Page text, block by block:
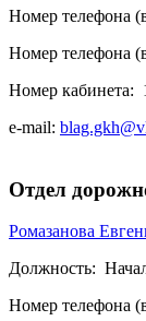
Номер телефона
Номер телефона
Номер кабинета:
e-mail:
Отдел
Ромазанова
Должность:
Номер телефона